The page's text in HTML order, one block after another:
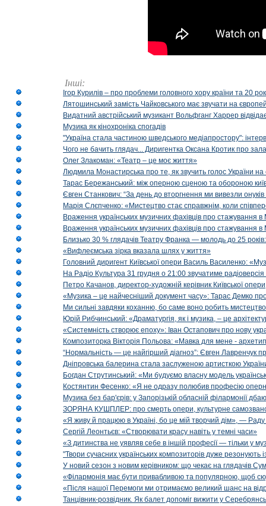
Інші:
Ігор Курилів – про проблеми головного хору країни та 20
Лятошинський замість Чайковського має звучати на
Видатний австрійський музикант Вольфганг Харрер
Музика як кінохроніка спогадів
"Україна стала частиною шведського медіапростору":
Чого не бачить глядач... Диригентка Оксана Кротик про
Олег Злакоман: «Театр – це моє життя»
Людмила Монастирська про те, як звучить голос України на
Тарас Бережанський: між оперною сценою та обороною
Євген Станкович: “За день до вторгнення ми вивезли онуків
Марія Слєпченко: «Мистецтво стає справжнім, коли
Враження українських музичних фахівців про стажування
Враження українських музичних фахівців про стажування
Близько 30 % глядачів Театру Франка — молодь до 25
«Вифлеємська зірка вказала шлях у життя»
Головний диригент Київської опери Василь Василенко:
На Радіо Культура 31 грудня о 21:00 звучатиме
Петро Качанов, директор-художній керівник Київської опери
«Музика – це найчесніший документ часу»: Тарас Демко
Ми сильні завдяки коханню, бо саме воно робить
Юрій Рибчинський: «Драматургія, як і музика, – це
«Системність створює епоху»: Іван Остапович про нову
Композиторка Вікторія Польова: «Мавка для мене -
“Нормальність — це найгірший діагноз”: Євген Лавренчук
Дніпровська балерина стала заслуженою артисткою
Богдан Струтинський: «Ми будуємо власну модель
Костянтин Фесенко: «Я не одразу полюбив професію
Музика без бар'єрів: у Запорізькій обласній філармонії
ЗОРЯНА КУШПЛЕР: про смерть опери, культурне
«Я живу й працюю в Україні, бо це мій творчий дім», — Раду
Сергій Леонтьєв: «Створювати красу навіть у темні часи»
«З дитинства не уявляв себе в іншій професії — тільки у
"Твори сучасних українських композиторів дуже резонують
У новий сезон з новим керівником: що чекає на глядачів
«Філармонія має бути привабливою та популярною, щоб
«Після нашої Перемоги ми отримаємо великий шанс на
Танцівник-розвідник. Як балет допоміг вижити у